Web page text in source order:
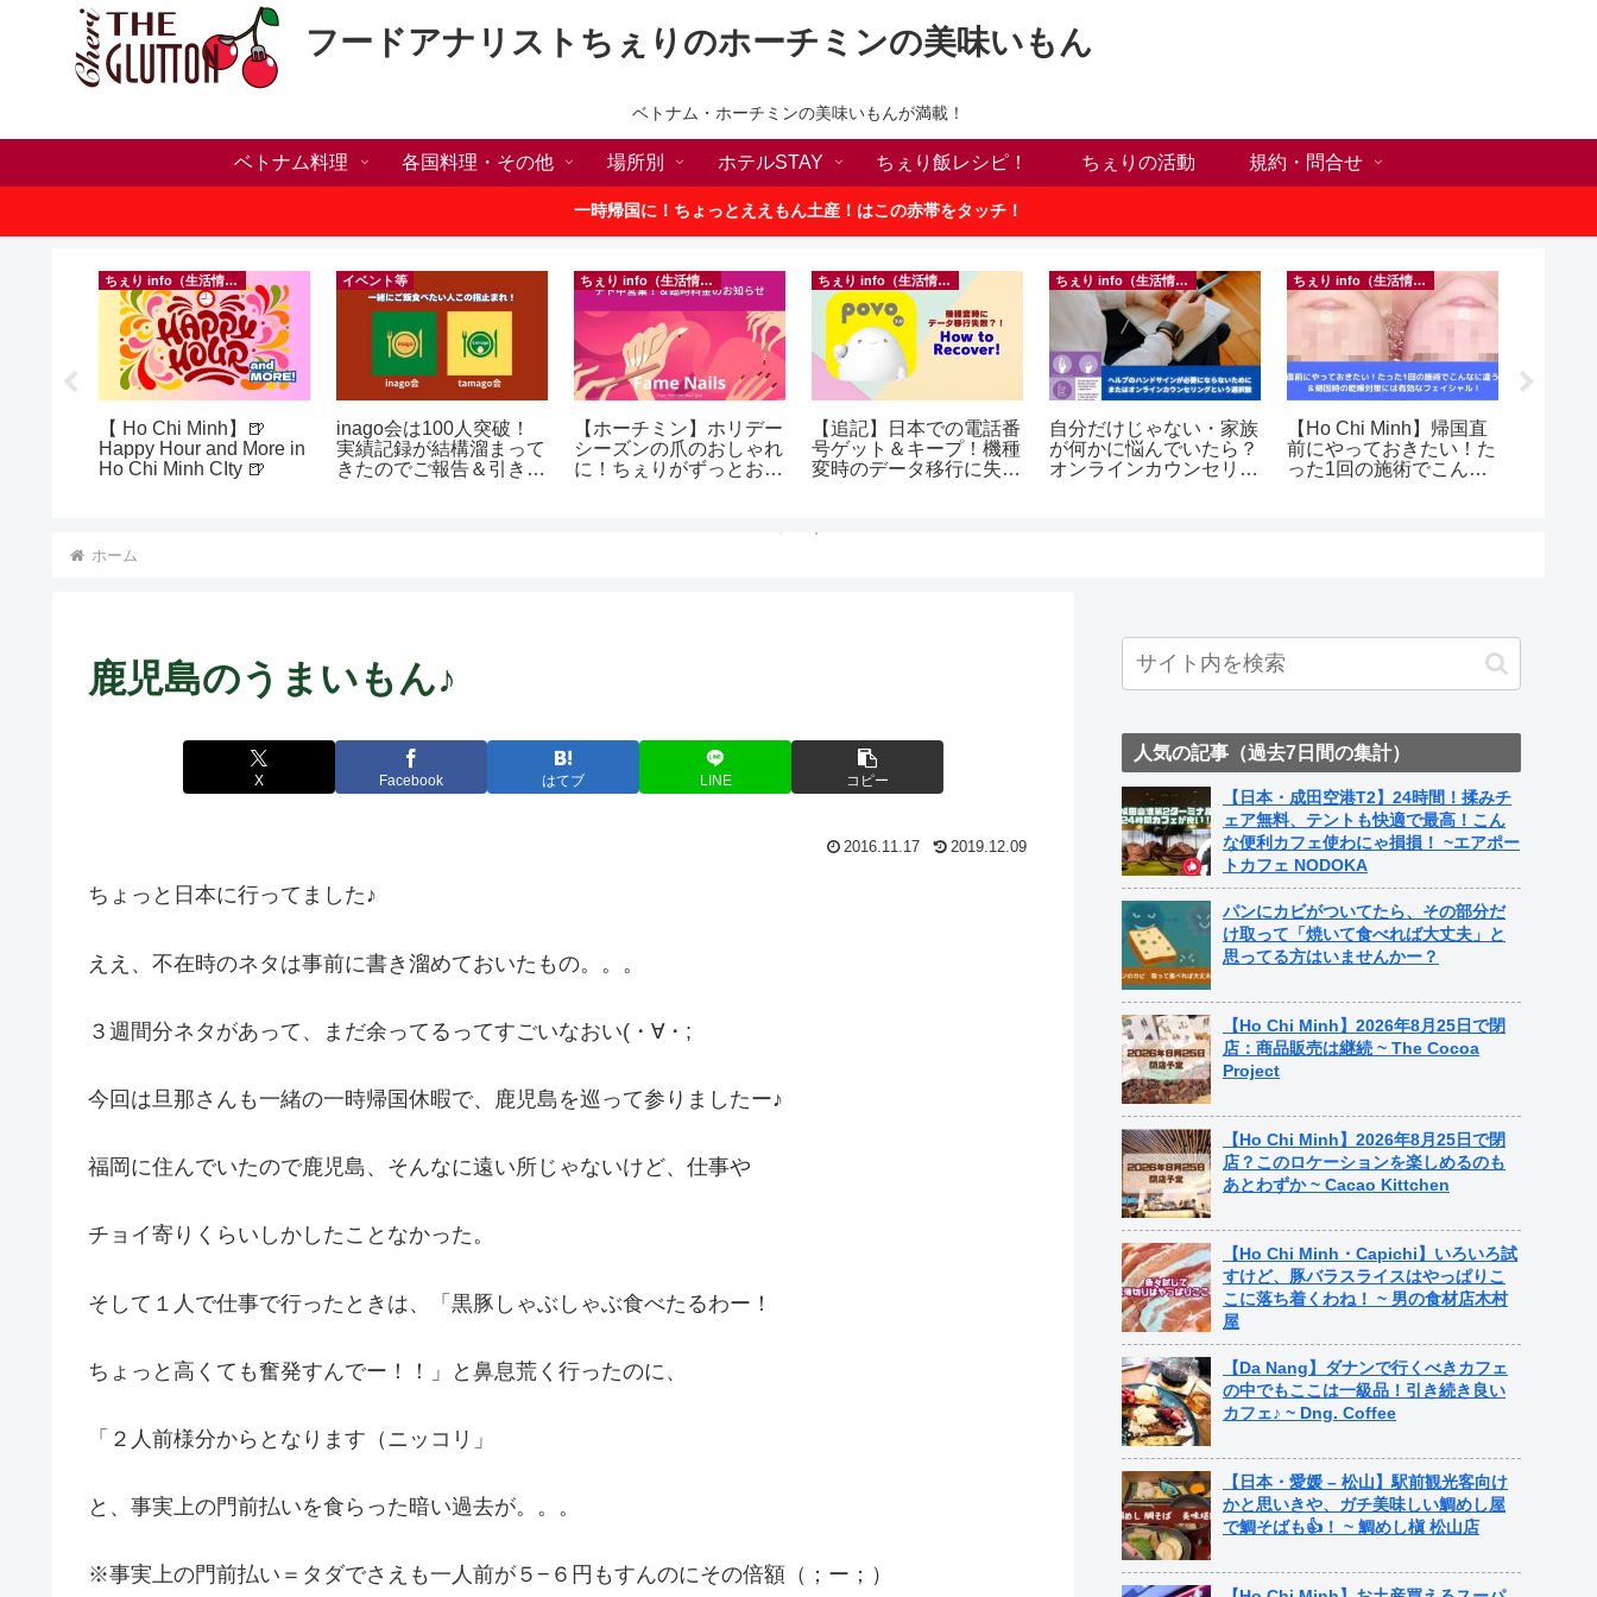
フードアナリストちぇりのホーチミンの美味いもん
ベトナム・ホーチミンの美味いもんが満載！
ベトナム料理 各国料理・その他 場所別 ホテルSTAY ちぇり飯レシピ！ ちぇりの活動 規約・問合せ
一時帰国に！ちょっとええもん土産！はこの赤帯をタッチ！
ちぇり info（生活情報）
【 Ho Chi Minh】🍺
Happy Hour and More in
Ho Chi Minh CIty 🍺
イベント等
inago会は100人突破！
実績記録が結構溜まって
きたのでご報告＆引き続
ちぇり info（生活情報）
【ホーチミン】ホリデー
シーズンの爪のおしゃれ
に！ちぇりがずっとお世
ちぇり info（生活情報）
【追記】日本での電話番
号ゲット＆キープ！機種
変時のデータ移行に失敗
ちぇり info（生活情報）
自分だけじゃない・家族
が何かに悩んでいたら？
オンラインカウンセリン
ちぇり info（生活情報）
【Ho Chi Minh】帰国直
前にやっておきたい！た
った1回の施術でこんな
ホーム
鹿児島のうまいもん♪
X Facebook はてブ LINE コピー
2016.11.17 2019.12.09
ちょっと日本に行ってました♪
ええ、不在時のネタは事前に書き溜めておいたもの。。。
３週間分ネタがあって、まだ余ってるってすごいなおい(・∀・;
今回は旦那さんも一緒の一時帰国休暇で、鹿児島を巡って参りましたー♪
福岡に住んでいたので鹿児島、そんなに遠い所じゃないけど、仕事や
チョイ寄りくらいしかしたことなかった。
そして１人で仕事で行ったときは、「黒豚しゃぶしゃぶ食べたるわー！
ちょっと高くても奮発すんでー！！」と鼻息荒く行ったのに、
「２人前様分からとなります（ニッコリ」
と、事実上の門前払いを食らった暗い過去が。。。
※事実上の門前払い＝タダでさえも一人前が５−６円もすんのにその倍額（；ー；）
人気の記事（過去7日間の集計）
【日本・成田空港T2】24時間！揉みチ
ェア無料、テントも快適で最高！こん
な便利カフェ使わにゃ損損！ ~エアポー
トカフェ NODOKA
パンにカビがついてたら、その部分だ
け取って「焼いて食べれば大丈夫」と
思ってる方はいませんかー？
【Ho Chi Minh】2026年8月25日で閉
店：商品販売は継続 ~ The Cocoa
Project
【Ho Chi Minh】2026年8月25日で閉
店？このロケーションを楽しめるのも
あとわずか ~ Cacao Kittchen
【Ho Chi Minh・Capichi】いろいろ試
すけど、豚バラスライスはやっぱりこ
こに落ち着くわね！ ~ 男の食材店木村
屋
【Da Nang】ダナンで行くべきカフェ
の中でもここは一級品！引き続き良い
カフェ♪ ~ Dng. Coffee
【日本・愛媛 – 松山】駅前観光客向け
かと思いきや、ガチ美味しい鯛めし屋
で鯛そばも👍！ ~ 鯛めし槇 松山店